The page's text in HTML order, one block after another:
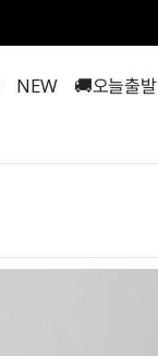
NEW 🚚오늘출발